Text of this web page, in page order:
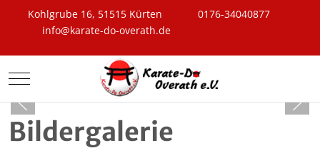
Kohlgrube 16, 51515 Kürten
0176-34040877
info@karate-do-overath.de
Mobile Menu Toggle
Bildergalerie